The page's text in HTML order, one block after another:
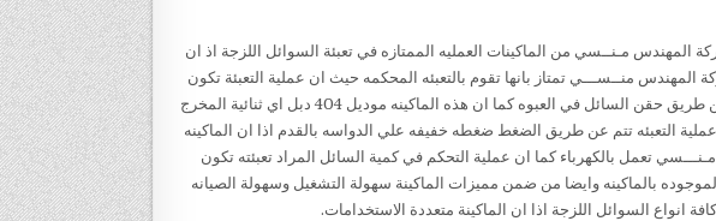
ثنائية المخرج ماركة المهندس مـنــسي من الماكينات العمليه الممتازه في تعبئة السوائل اللزجة اذ ان
المخرج ماركة المهندس منــســـي تمتاز بانها تقوم بالتعبئه المحكمه حيث ان عملية التعبئة تكون
محكمة الي حد + او- 1% حيث انها تقوم بالتعبئة عن طريق حقن السائل في العبوه كما ان هذه الماكينه موديل 404 دبل اي ثنائية المخرج
التعبئه تتم عن طريق الضغط ضغطه خفيفه علي الدواسه بالقدم اذا ان الماكينه
مـنـــسي تعمل بالكهرباء كما ان عملية التحكم في كمية السائل المراد تعبئته تكون
بالماكينه وايضا من ضمن مميزات الماكينة سهولة التشغيل وسهولة الصيانه
انواع السوائل اللزجة اذا ان الماكينة متعددة الاستخدامات.